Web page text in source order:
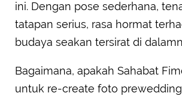
ini. Dengan pose sederhana,
tatapan serius, rasa hormat
budaya seakan tersirat di
Bagaimana, apakah Sahabat
untuk re-create foto